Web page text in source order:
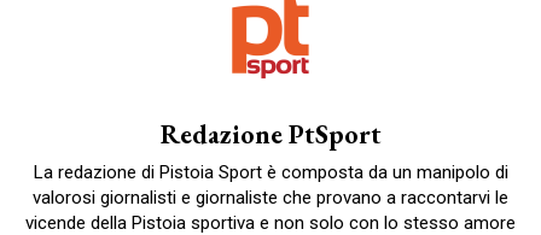
Redazione PtSport
La redazione di Pistoia Sport è composta da un manipolo di
valorosi giornalisti e giornaliste che provano a raccontarvi le
vicende della Pistoia sportiva e non solo con lo stesso amore